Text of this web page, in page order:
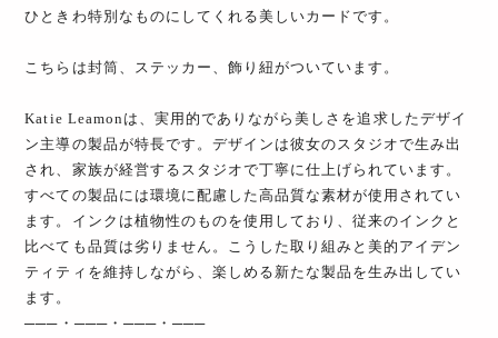
ひときわ特別なものにしてくれる美しいカードです。
こちらは封筒、ステッカー、飾り紐がついています。
Katie Leamonは、実用的でありながら美しさを追求したデザイ
ン主導の製品が特長です。デザインは彼女のスタジオで生み出
され、家族が経営するスタジオで丁寧に仕上げられています。
すべての製品には環境に配慮した高品質な素材が使用されてい
ます。インクは植物性のものを使用しており、従来のインクと
比べても品質は劣りません。こうした取り組みと美的アイデン
ティティを維持しながら、楽しめる新たな製品を生み出してい
ます。
───・───・───・───